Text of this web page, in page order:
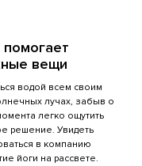
камин на
вещи
водой всем своим
лучах, забыв о
легко ощутить
решение. Увидеть
в компанию
йоги на рассвете.